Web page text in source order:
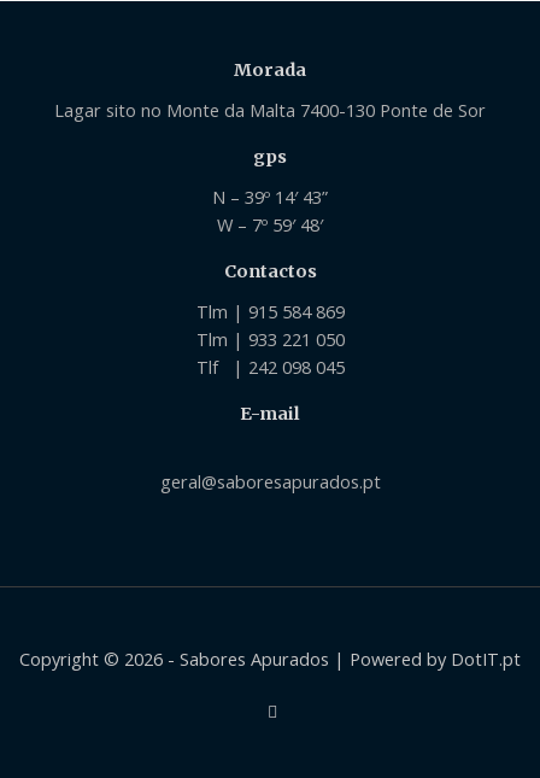
Morada
Lagar sito no Monte da Malta 7400-130 Ponte de Sor
gps
N – 39º 14′ 43”
W – 7º 59′ 48′
Contactos
Tlm | 915 584 869
Tlm | 933 221 050
Tlf | 242 098 045
E-mail
geral@saboresapurados.pt
Copyright © 2026 - Sabores Apurados | Powered by DotIT.pt